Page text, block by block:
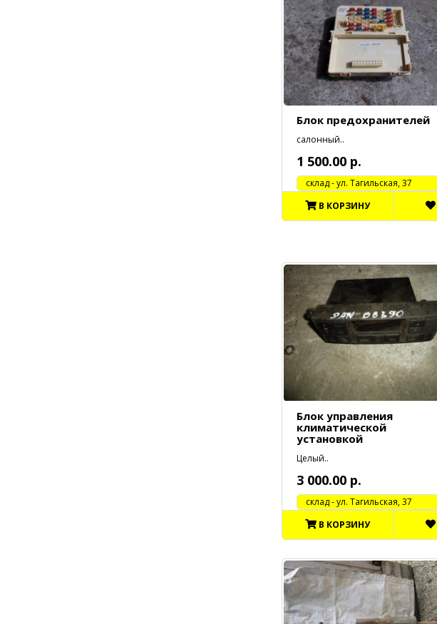
Блок предохранителей
салонный..
1 500.00 р.
cклад - ул. Тагильская, 37
В КОРЗИНУ
Блок управления
климатической
установкой
Целый..
3 000.00 р.
cклад - ул. Тагильская, 37
В КОРЗИНУ